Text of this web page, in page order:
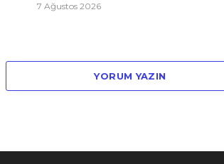
7 Ağustos 2026
YORUM YAZIN